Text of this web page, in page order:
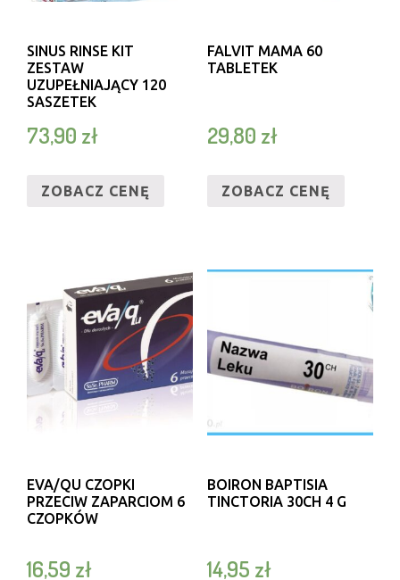
SINUS RINSE KIT
ZESTAW
UZUPEŁNIAJĄCY 120
SASZETEK
73,90 zł
ZOBACZ CENĘ
FALVIT MAMA 60
TABLETEK
29,80 zł
ZOBACZ CENĘ
EVA/QU CZOPKI
PRZECIW ZAPARCIOM 6
CZOPKÓW
16,59 zł
BOIRON BAPTISIA
TINCTORIA 30CH 4 G
14,95 zł